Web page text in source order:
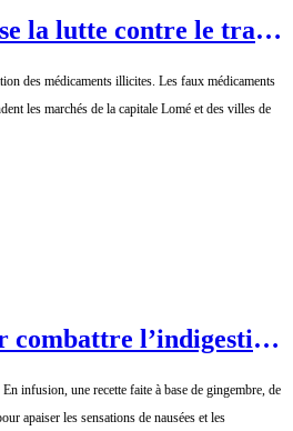
la lutte contre le trafic
des médicaments illicites. Les faux médicaments
les marchés de la capitale Lomé et des villes de
combattre l’indigestion
infusion, une recette faite à base de gingembre, de
apaiser les sensations de nausées et les